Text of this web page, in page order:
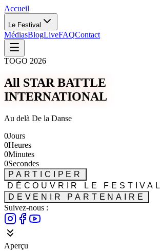
Accueil
Le Festival
MédiasBlogLiveFAQContact
TOGO 2026
All STAR BATTLE
INTERNATIONAL
Au delà De la Danse
0Jours
0Heures
0Minutes
0Secondes
PARTICIPER
DÉCOUVRIR LE FESTIVAL
DEVENIR PARTENAIRE
Suivez-nous :
Aperçu